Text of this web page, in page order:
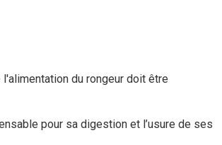
du rongeur doit être
pour sa digestion et l’usure de ses